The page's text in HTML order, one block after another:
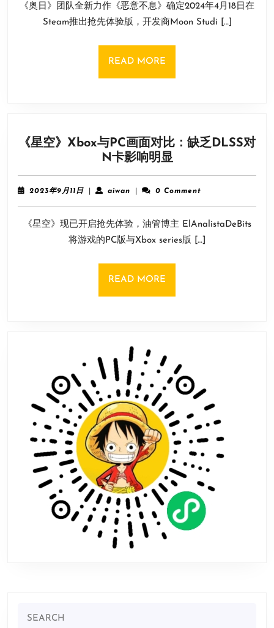
作
《恶
意
无
需
全
程
联
网
月
14
日
《奥日》团队全新力作《恶意不息》确定2024年4月18日在
Steam推出抢先体验版，开发商Moon Studi […]
READ MORE
《星空》Xbox与PC画面对比：缺乏DLSS对
N卡影响明显《星
空》
Xbox
PC
画
面
对
卡
影
响
明
显
2023年9月11日2023
月
11
日
aiwanaiwan 0 Comment
《星空》现已开启抢先体验，油管博主 ElAnalistaDeBits
将游戏的PC版与Xbox series版 […]
READ MORE
for: